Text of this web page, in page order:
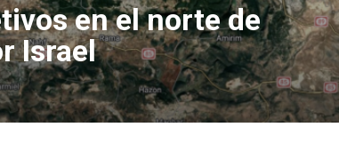
en el norte de
Israel